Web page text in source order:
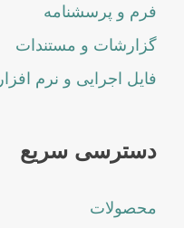
فرم و پرسشنامه
گزارشات و مستندات
فایل اجرایی و نرم افزار
دسترسی سریع
محصولات